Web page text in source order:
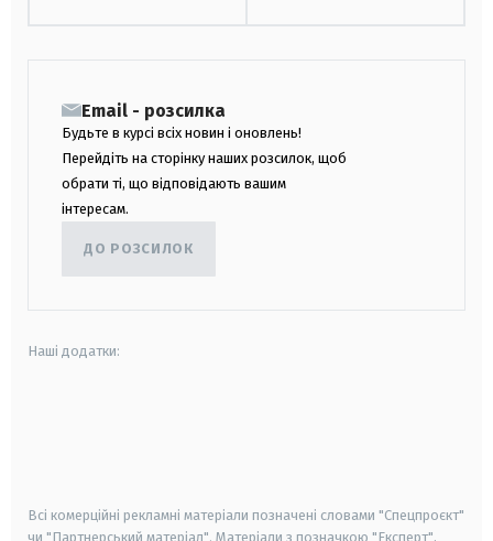
Email - розсилка
Будьте в курсі всіх новин і оновлень!
Перейдіть на сторінку наших розсилок, щоб
обрати ті, що відповідають вашим
інтересам.
ДО РОЗСИЛОК
Наші додатки:
Всі комерційні рекламні матеріали позначені словами "Спецпроєкт"
чи "Партнерський матеріал". Матеріали з позначкою "Експерт",